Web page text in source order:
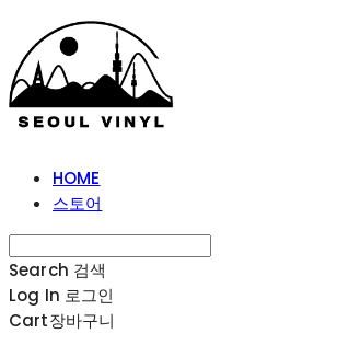
HOME
스토어
Search 검색
Log In 로그인
Cart장바구니